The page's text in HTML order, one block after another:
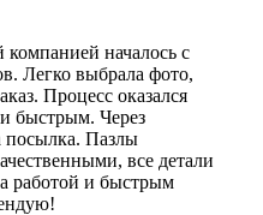
компанией началось с
Легко выбрала фото,
Процесс оказался
быстрым. Через
посылка. Пазлы
все детали
работой и быстрым